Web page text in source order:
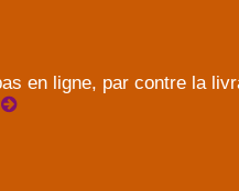
en ligne, par contre la